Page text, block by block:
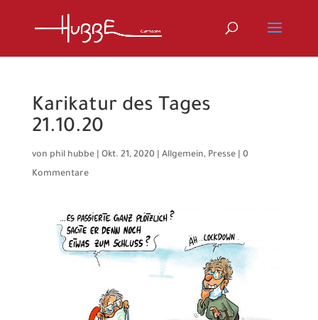
Karikatur des Tages
21.10.20
von phil hubbe| Okt. 21, 2020| Allgemein, Presse| 0
Kommentare